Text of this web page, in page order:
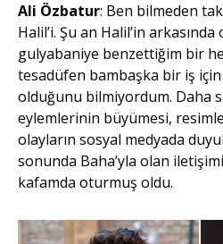
Ali Özbatur: Ben bilmeden
Halil’i. Şu an Halil’in
gulyabaniye benzettiğim bir
tesadüfen bambaşka bir iş
olduğunu bilmiyordum. Daha
eylemlerinin büyümesi,
olayların sosyal medyada
sonunda Baha’yla olan
kafamda oturmuş oldu.